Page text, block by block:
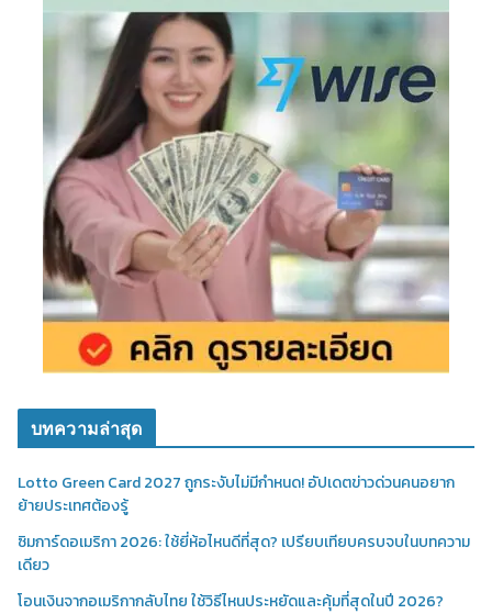
บทความล่าสุด
Lotto Green Card 2027 ถูกระงับไม่มีกำหนด! อัปเดตข่าวด่วนคนอยาก
ย้ายประเทศต้องรู้
ซิมการ์ดอเมริกา 2026: ใช้ยี่ห้อไหนดีที่สุด? เปรียบเทียบครบจบในบทความ
เดียว
โอนเงินจากอเมริกากลับไทย ใช้วิธีไหนประหยัดและคุ้มที่สุดในปี 2026?